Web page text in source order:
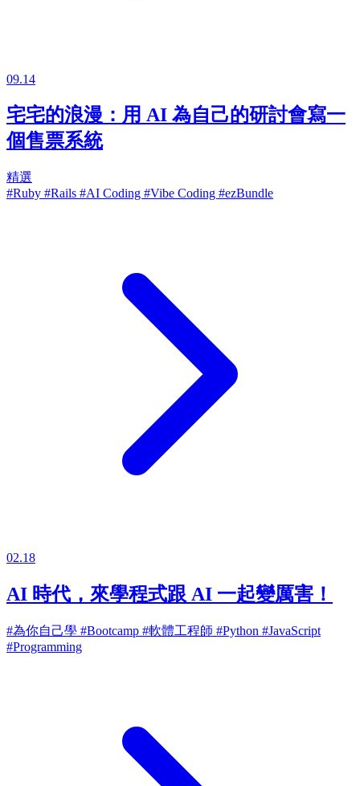
09.14
宅宅的浪漫：用 AI 為自己的研討會寫一
個售票系統
精選
#Ruby #Rails #AI Coding #Vibe Coding #ezBundle
02.18
AI 時代，來學程式跟 AI 一起變厲害！
#為你自己學 #Bootcamp #軟體工程師 #Python #JavaScript
#Programming